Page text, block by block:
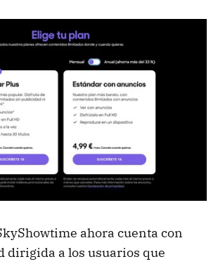
ahora cuenta con
dirigida a los usuarios que